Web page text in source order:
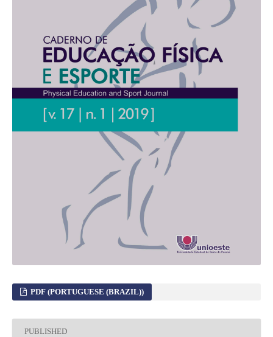
PDF (PORTUGUESE (BRAZIL))
PUBLISHED